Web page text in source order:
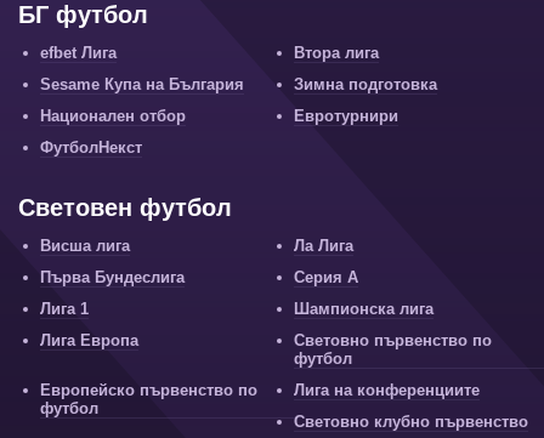
БГ футбол
efbet Лига
Втора лига
Sesame Купа на България
Зимна подготовка
Национален отбор
Евротурнири
ФутболНекст
Световен футбол
Висша лига
Ла Лига
Първа Бундеслига
Серия А
Лига 1
Шампионска лига
Лига Европа
Световно първенство по
футбол
Европейско първенство по
футбол
Лига на конференциите
Световно клубно първенство